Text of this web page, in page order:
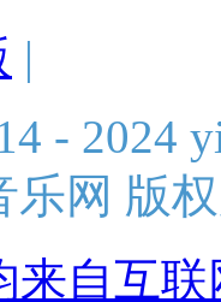
|
- 2024
乐网 版
来自互